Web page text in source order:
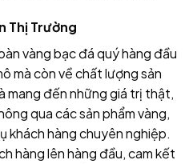
Thị Trường
vàng bạc đá quý hàng đầu
mà còn về chất lượng sản
mang đến những giá trị thật,
qua các sản phẩm vàng,
khách hàng chuyên nghiệp.
hàng lên hàng đầu, cam kết